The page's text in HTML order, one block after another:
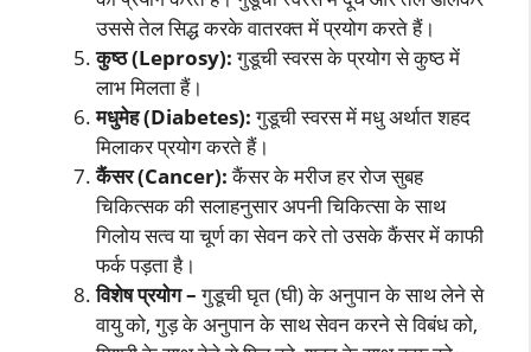
उससे तेल सिद्ध करके वातरक्त में प्रयोग करते हैं।
कुष्ठ (Leprosy):गुडूची स्वरस के प्रयोग से कुष्ठ में
लाभ मिलता हैं।
मधुमेह (Diabetes):गुडूची स्वरस में मधु अर्थात शहद
मिलाकर प्रयोग करते हैं।
कैंसर (Cancer):कैंसर के मरीज हर रोज सुबह
चिकित्सक की सलाहनुसार अपनी चिकित्सा के साथ
गिलोय सत्व या चूर्ण का सेवन करे तो उसके कैंसर में काफी
फर्क पड़ता है।
विशेष प्रयोग –गुडूची घृत (घी) के अनुपान के साथ लेने से
वायु को, गुड़ के अनुपान के साथ सेवन करने से विबंध को,